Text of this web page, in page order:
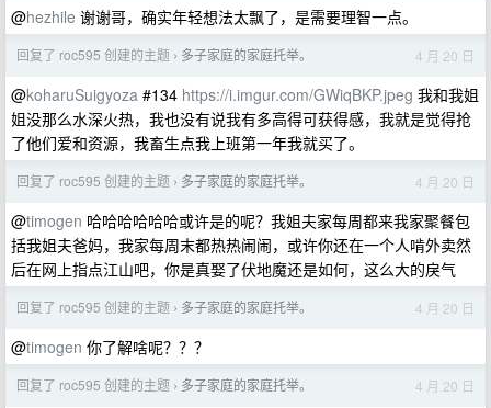
@hezhile 谢谢哥，确实年轻想法太飘了，是需要理智一点。
回复了 roc595 创建的主题 › 多子家庭的家庭托举。 4 月 20 日
@koharuSuigyoza #134 https://i.imgur.com/GWiqBKP.jpeg 我和我姐
姐没那么水深火热，我也没有说我有多高得可获得感，我就是觉得抢
了他们爱和资源，我畜生点我上班第一年我就买了。
回复了 roc595 创建的主题 › 多子家庭的家庭托举。 4 月 20 日
@timogen 哈哈哈哈哈哈或许是的呢？我姐夫家每周都来我家聚餐包
括我姐夫爸妈，我家每周末都热热闹闹，或许你还在一个人啃外卖然
后在网上指点江山吧，你是真娶了伏地魔还是如何，这么大的戾气
回复了 roc595 创建的主题 › 多子家庭的家庭托举。 4 月 20 日
@timogen 你了解啥呢？？？
回复了 roc595 创建的主题 › 多子家庭的家庭托举。 4 月 20 日